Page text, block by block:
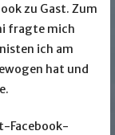
zu Gast. Zum
fragte mich
ich am
hat und
Facebook-